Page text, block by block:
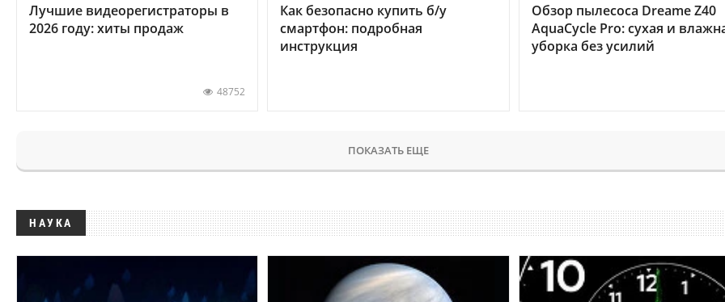
Лучшие видеорегистраторы в
2026 году: хиты продаж
48752
Как безопасно купить б/у
смартфон: подробная
инструкция
Обзор пылесоса Dreame Z40
AquaCycle Pro: сухая и
уборка без усилий
ПОКАЗАТЬ ЕЩЕ
НАУКА